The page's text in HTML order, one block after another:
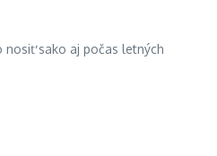
nosiť sako aj počas letných